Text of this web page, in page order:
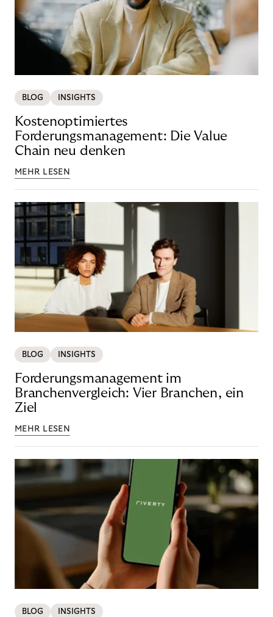
BLOG INSIGHTS
Kostenoptimiertes
Forderungsmanagement: Die Value
Chain neu denken
MEHR LESEN
BLOG INSIGHTS
Forderungsmanagement im
Branchenvergleich: Vier Branchen, ein
Ziel
MEHR LESEN
BLOG INSIGHTS